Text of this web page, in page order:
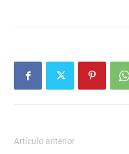
Artículo anterior